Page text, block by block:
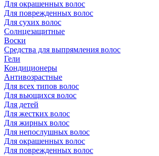
Для окрашенных волос
Для поврежденных волос
Для сухих волос
Солнцезащитные
Воски
Средства для выпрямления волос
Гели
Кондиционеры
Антивозрастные
Для всех типов волос
Для вьющихся волос
Для детей
Для жестких волос
Для жирных волос
Для непослушных волос
Для окрашенных волос
Для поврежденных волос